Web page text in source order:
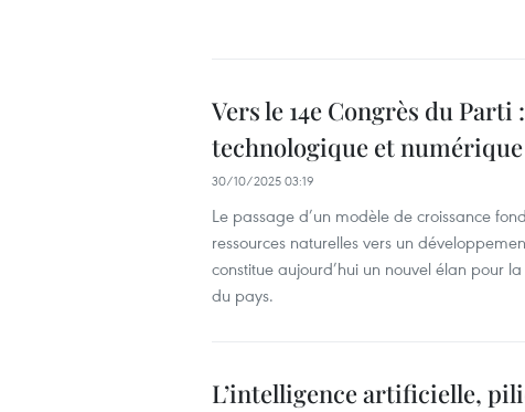
Vers le 14e Congrès du
technologique et numérique
30/10/2025 03:19
Le passage d’un modèle de croissance
ressources naturelles vers un
constitue aujourd’hui un nouvel élan pour
du pays.
L’intelligence artificielle,